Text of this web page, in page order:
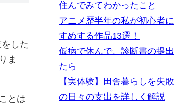
した
ま
とは
住んでみてわかったこと
アニメ歴半年の私が初心者
すめする作品13選！
仮病で休んで、診断書の提
たら
【実体験】田舎暮らしを失
の日々の支出を詳しく解説